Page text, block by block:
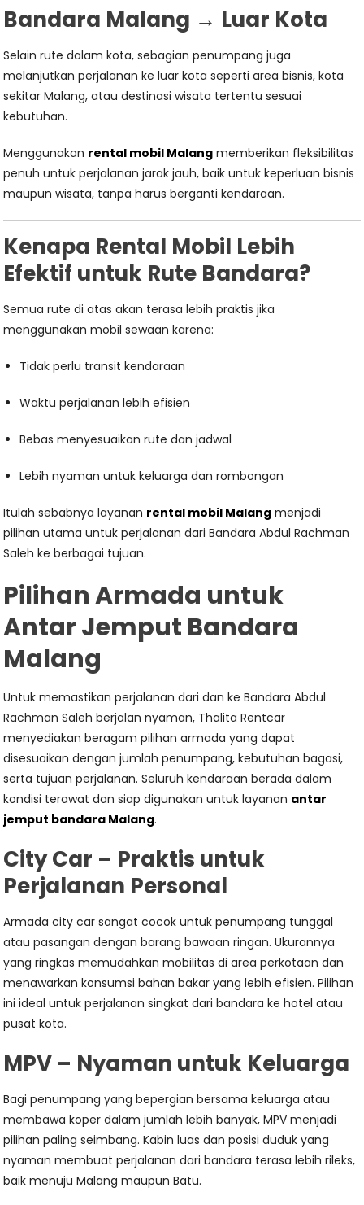
Bandara Malang → Luar Kota
Selain rute dalam kota, sebagian penumpang juga
melanjutkan perjalanan ke luar kota seperti area bisnis, kota
sekitar Malang, atau destinasi wisata tertentu sesuai
kebutuhan.
Menggunakan rental mobil Malang memberikan fleksibilitas
penuh untuk perjalanan jarak jauh, baik untuk keperluan bisnis
maupun wisata, tanpa harus berganti kendaraan.
Kenapa Rental Mobil Lebih
Efektif untuk Rute Bandara?
Semua rute di atas akan terasa lebih praktis jika
menggunakan mobil sewaan karena:
Tidak perlu transit kendaraan
Waktu perjalanan lebih efisien
Bebas menyesuaikan rute dan jadwal
Lebih nyaman untuk keluarga dan rombongan
Itulah sebabnya layanan rental mobil Malang menjadi
pilihan utama untuk perjalanan dari Bandara Abdul Rachman
Saleh ke berbagai tujuan.
Pilihan Armada untuk
Antar Jemput Bandara
Malang
Untuk memastikan perjalanan dari dan ke Bandara Abdul
Rachman Saleh berjalan nyaman, Thalita Rentcar
menyediakan beragam pilihan armada yang dapat
disesuaikan dengan jumlah penumpang, kebutuhan bagasi,
serta tujuan perjalanan. Seluruh kendaraan berada dalam
kondisi terawat dan siap digunakan untuk layanan antar
jemput bandara Malang.
City Car – Praktis untuk
Perjalanan Personal
Armada city car sangat cocok untuk penumpang tunggal
atau pasangan dengan barang bawaan ringan. Ukurannya
yang ringkas memudahkan mobilitas di area perkotaan dan
menawarkan konsumsi bahan bakar yang lebih efisien. Pilihan
ini ideal untuk perjalanan singkat dari bandara ke hotel atau
pusat kota.
MPV – Nyaman untuk Keluarga
Bagi penumpang yang bepergian bersama keluarga atau
membawa koper dalam jumlah lebih banyak, MPV menjadi
pilihan paling seimbang. Kabin luas dan posisi duduk yang
nyaman membuat perjalanan dari bandara terasa lebih rileks,
baik menuju Malang maupun Batu.